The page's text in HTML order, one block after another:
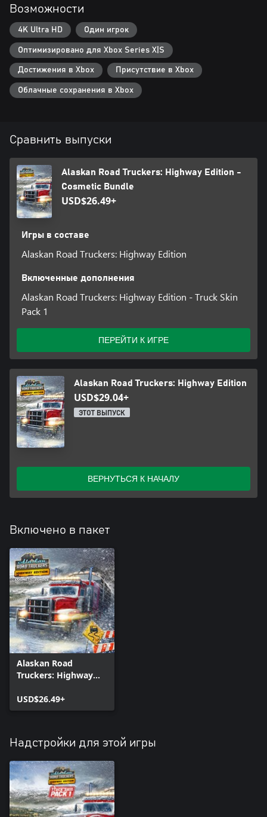
- Придайте индивидуальности вашему дому на колесах.
- Зарабатывайте репутацию, управляйте своим штабом и станьте
хозяином своей судьбы.
Возможности
4K Ultra HD Один игрок
Оптимизировано для Xbox Series X|S
Достижения в Xbox Присутствие в Xbox
Облачные сохранения в Xbox
Сравнить выпуски
Alaskan Road Truckers: Highway Edition -
Cosmetic Bundle
USD$26.49+
Игры в составе
Alaskan Road Truckers: Highway Edition
Включенные дополнения
Alaskan Road Truckers: Highway Edition - Truck Skin
Pack 1
ПЕРЕЙТИ К ИГРЕ
Alaskan Road Truckers: Highway Edition
USD$29.04+
ЭТОТ ВЫПУСК
ВЕРНУТЬСЯ К НАЧАЛУ
Включено в пакет
Alaskan Road
Truckers: Highway
Bundle
USD$26.49+
Надстройки для этой игры